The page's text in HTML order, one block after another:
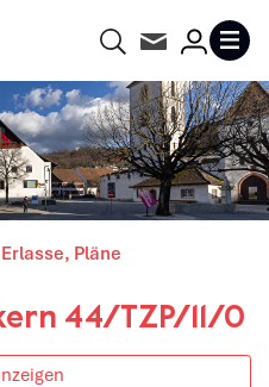
Muttenz
Pläne
44/TZP/11/0